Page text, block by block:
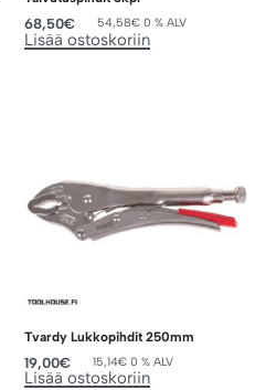
68,50€ 54,58€ 0 % ALV
Lisää ostoskoriin
Tvardy Lukkopihdit 250mm
19,00€ 15,14€ 0 % ALV
Lisää ostoskoriin